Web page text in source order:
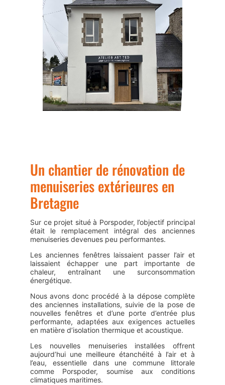
Un chantier de rénovation de
menuiseries extérieures en
Bretagne
Sur ce projet situé à Porspoder, l’objectif principal
était le remplacement intégral des anciennes
menuiseries devenues peu performantes.
Les anciennes fenêtres laissaient passer l’air et
laissaient échapper une part importante de
chaleur, entraînant une surconsommation
énergétique.
Nous avons donc procédé à la dépose complète
des anciennes installations, suivie de la pose de
nouvelles fenêtres et d’une porte d’entrée plus
performante, adaptées aux exigences actuelles
en matière d’isolation thermique et acoustique.
Les nouvelles menuiseries installées offrent
aujourd’hui une meilleure étanchéité à l’air et à
l’eau, essentielle dans une commune littorale
comme Porspoder, soumise aux conditions
climatiques maritimes.